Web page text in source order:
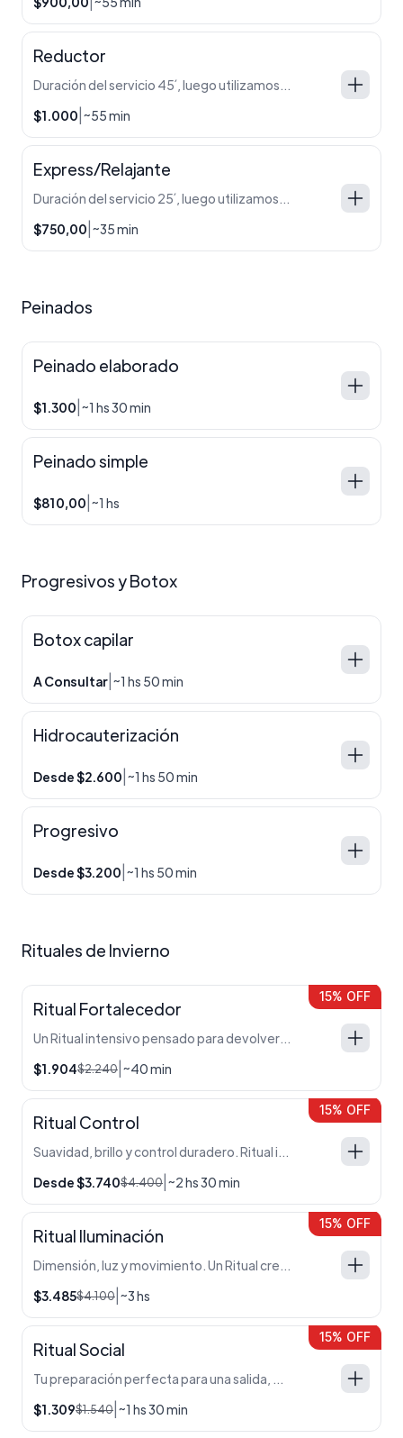
Reductor
$1.000 ~55 min
Express/Relajante
$750,00 ~35 min
Peinados
Peinado elaborado
$1.300 ~1 hs 30 min
Peinado simple
$810,00 ~1 hs
Progresivos y Botox
Botox capilar
A Consultar ~1 hs 50 min
Hidrocauterización
Desde $2.600 ~1 hs 50 min
Progresivo
Desde $3.200 ~1 hs 50 min
Rituales de Invierno
15% OFF
Ritual Fortalecedor
$1.904$2.240 ~40 min
15% OFF
Ritual Control
Desde $3.740$4.400 ~2 hs 30 min
15% OFF
Ritual Iluminación
$3.485$4.100 ~3 hs
15% OFF
Ritual Social
$1.309$1.540 ~1 hs 30 min